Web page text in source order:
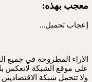
معجب بهذه:
إعجاب تحميل...
الاراء المطروحة في جميع
على موقع الشبكة لاتعكس
ولا تتحمل شبكة الاقتصاديين